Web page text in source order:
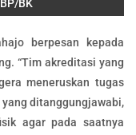
BK
berpesan kepada
“Tim akreditasi yang
meneruskan tugas
ditanggungjawabi,
agar pada saatnya